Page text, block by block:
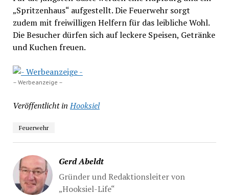
„Spritzenhaus“ aufgestellt. Die Feuerwehr sorgt
zudem mit freiwilligen Helfern für das leibliche Wohl.
Die Besucher dürfen sich auf leckere Speisen, Getränke
und Kuchen freuen.
– Werbeanzeige –
Veröffentlicht in Hooksiel
Feuerwehr
Gerd Abeldt
Gründer und Redaktionsleiter von
„Hooksiel-Life“